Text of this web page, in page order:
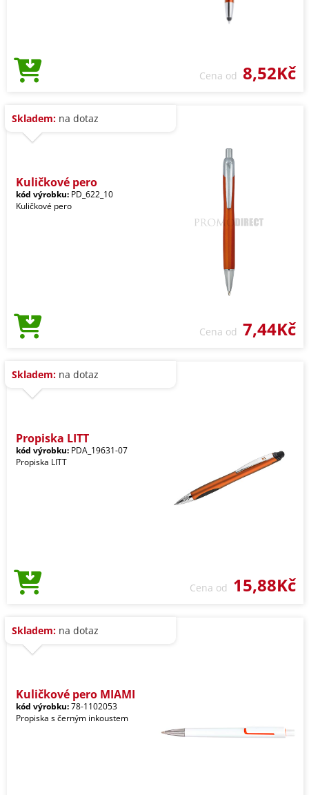
Cena od 8,52Kč
Skladem: na dotaz
Kuličkové pero
kód výrobku: PD_622_10
Kuličkové pero
Cena od 7,44Kč
Skladem: na dotaz
Propiska LITT
kód výrobku: PDA_19631-07
Propiska LITT
Cena od 15,88Kč
Skladem: na dotaz
Kuličkové pero MIAMI
kód výrobku:78-1102053
Propiska s černým inkoustem